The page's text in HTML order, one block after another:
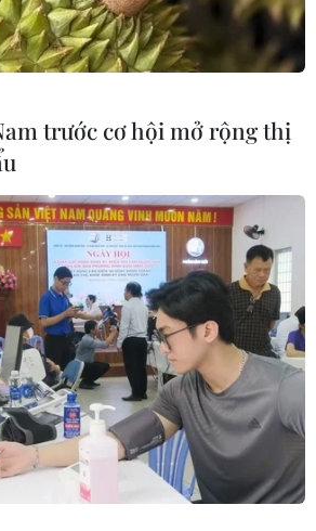
trước cơ hội mở rộng thị